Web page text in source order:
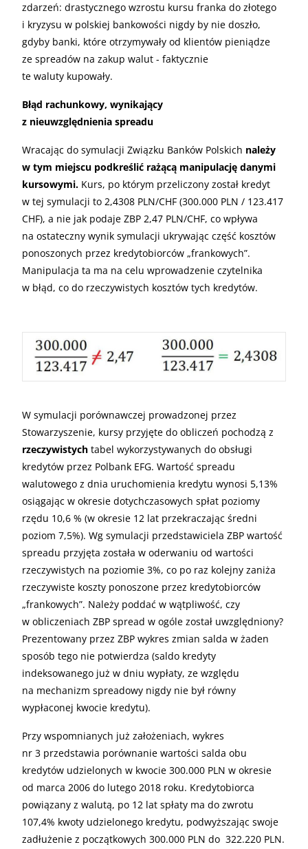
zdarzeń: drastycznego wzrostu kursu franka do złotego
i kryzysu w polskiej bankowości nigdy by nie doszło,
gdyby banki, które otrzymywały od klientów pieniądze
ze spreadów na zakup walut - faktycznie
te waluty kupowały.
Błąd rachunkowy, wynikający
z nieuwzględnienia spreadu
Wracając do symulacji Związku Banków Polskich należy
w tym miejscu podkreślić rażącą manipulację danymi
kursowymi. Kurs, po którym przeliczony został kredyt
w tej symulacji to 2,4308 PLN/CHF (300.000 PLN / 123.417
CHF), a nie jak podaje ZBP 2,47 PLN/CHF, co wpływa
na ostateczny wynik symulacji ukrywając część kosztów
ponoszonych przez kredytobiorców „frankowych”.
Manipulacja ta ma na celu wprowadzenie czytelnika
w błąd, co do rzeczywistych kosztów tych kredytów.
W symulacji porównawczej prowadzonej przez
Stowarzyszenie, kursy przyjęte do obliczeń pochodzą z
rzeczywistych tabel wykorzystywanych do obsługi
kredytów przez Polbank EFG. Wartość spreadu
walutowego z dnia uruchomienia kredytu wynosi 5,13%
osiągając w okresie dotychczasowych spłat poziomy
rzędu 10,6 % (w okresie 12 lat przekraczając średni
poziom 7,5%). Wg symulacji przedstawiciela ZBP wartość
spreadu przyjęta została w oderwaniu od wartości
rzeczywistych na poziomie 3%, co po raz kolejny zaniża
rzeczywiste koszty ponoszone przez kredytobiorców
„frankowych”. Należy poddać w wątpliwość, czy
w obliczeniach ZBP spread w ogóle został uwzględniony?
Prezentowany przez ZBP wykres zmian salda w żaden
sposób tego nie potwierdza (saldo kredyty
indeksowanego już w dniu wypłaty, ze względu
na mechanizm spreadowy nigdy nie był równy
wypłaconej kwocie kredytu).
Przy wspomnianych już założeniach, wykres
nr 3 przedstawia porównanie wartości salda obu
kredytów udzielonych w kwocie 300.000 PLN w okresie
od marca 2006 do lutego 2018 roku. Kredytobiorca
powiązany z walutą, po 12 lat spłaty ma do zwrotu
107,4% kwoty udzielonego kredytu, podwyższając swoje
zadłużenie z początkowych 300.000 PLN do 322.220 PLN.